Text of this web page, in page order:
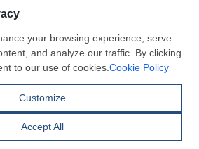
Marketplace Inc.
Tutti i diritti riservati